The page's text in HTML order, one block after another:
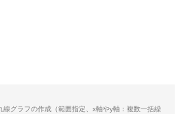
線グラフの作成（範囲指定、x軸やy軸：複数一括繰